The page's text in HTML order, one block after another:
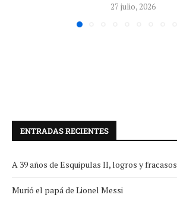
27 julio, 2026
ENTRADAS RECIENTES
A 39 años de Esquipulas II, logros y fracasos
Murió el papá de Lionel Messi